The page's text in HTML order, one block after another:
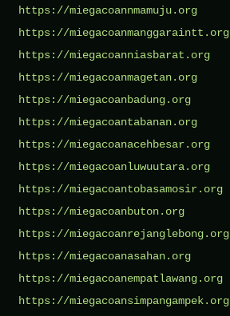
https://miegacoannmamuju.org
https://miegacoanmanggaraintt.org
https://miegacoanniasbarat.org
https://miegacoanmagetan.org
https://miegacoanbadung.org
https://miegacoantabanan.org
https://miegacoanacehbesar.org
https://miegacoanluwuutara.org
https://miegacoantobasamosir.org
https://miegacoanbuton.org
https://miegacoanrejanglebong.org
https://miegacoanasahan.org
https://miegacoanempatlawang.org
https://miegacoansimpangampek.org